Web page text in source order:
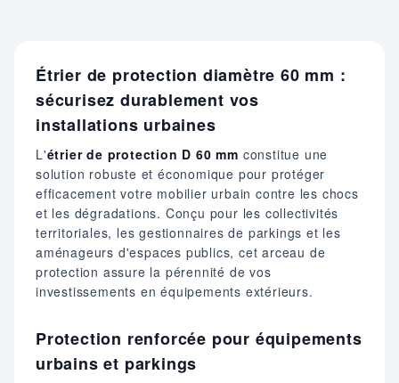
Étrier de protection diamètre 60 mm :
sécurisez durablement vos
installations urbaines
L'étrier de protection D 60 mm constitue une
solution robuste et économique pour protéger
efficacement votre mobilier urbain contre les chocs
et les dégradations. Conçu pour les collectivités
territoriales, les gestionnaires de parkings et les
aménageurs d'espaces publics, cet arceau de
protection assure la pérennité de vos
investissements en équipements extérieurs.
Protection renforcée pour équipements
urbains et parkings